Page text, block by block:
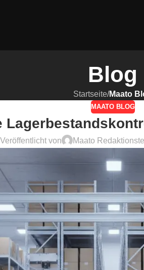
Blog
Startseite/Maato
MAATO BLOG
Veröffentlicht von Maato